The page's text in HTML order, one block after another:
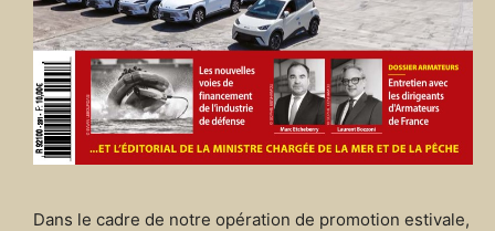
Dans le cadre de notre opération de promotion estivale,